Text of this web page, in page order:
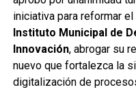
han retirado
escombros, cacharros y
que el saneamiento
Finalmente, las Unidades
iniciativa para reformar
Instituto Municipal de
Innovación, abrogar su
nuevo que fortalezca la
digitalización de